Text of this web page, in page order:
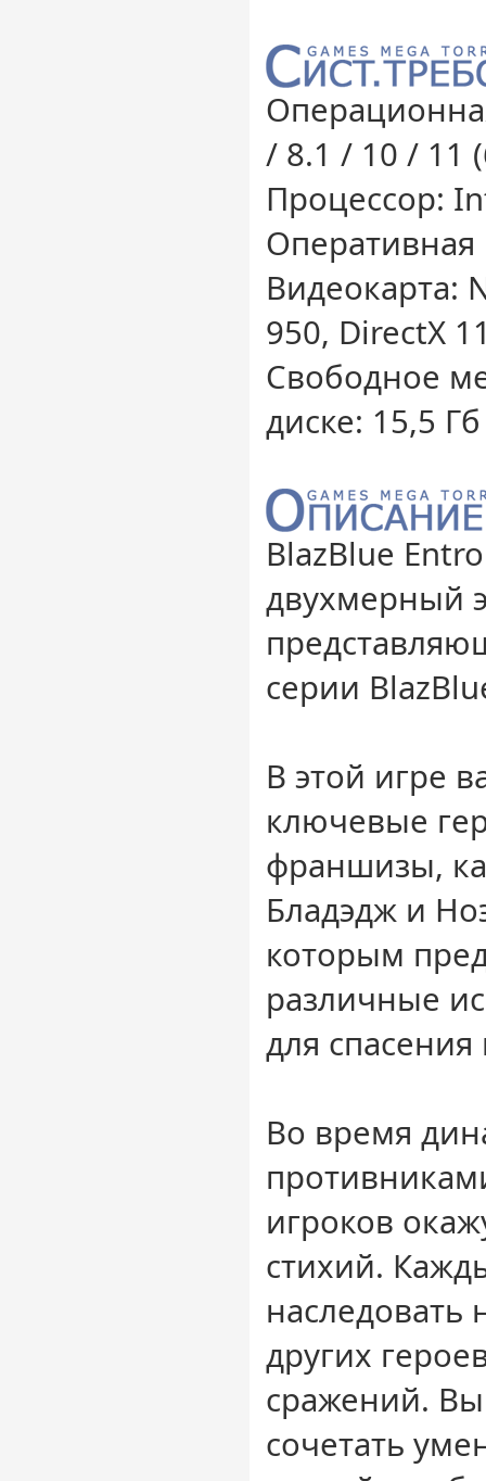
/ 8.1 / 10 / 11
Процессор:
Оперативная
Видеокарта:
950, DirectX
Свободное
диске: 15,5 Гб
BlazBlue
двухмерный
серии
В этой игре
ключевые
франшизы,
Бладэдж и
которым
различные
для
Во время
игроков
стихий.
наследовать
других
сражений.
сочетать